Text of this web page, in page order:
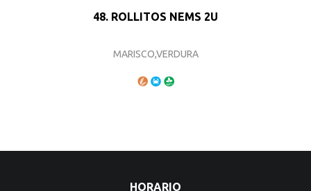
48. ROLLITOS NEMS 2U
MARISCO,VERDURA
HORARIO